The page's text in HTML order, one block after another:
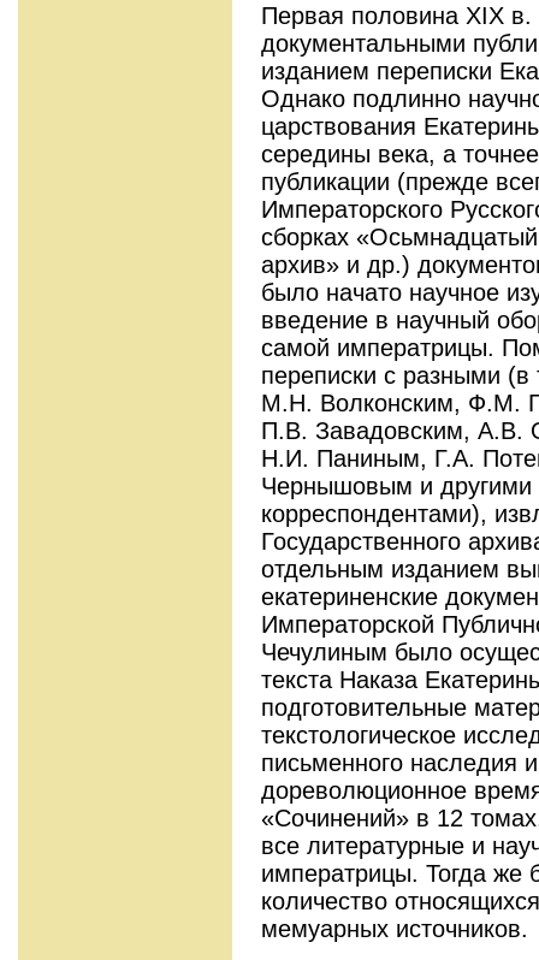
Первая половина XIX
документальными
изданием переписки
Однако подлинно
царствования
середины века, а
публикации (прежде
Императорского
сборках
архив» и др.)
было начато научное
введение в научный
самой императрицы.
переписки с разными
М.Н. Волконским, Ф.М.
П.В. Завадовским,
Н.И. Паниным, Г.А.
Чернышовым и другими
корреспондентами),
Государственного
отдельным изданием
екатериненские
Императорской
Чечулиным было
текста Наказа
подготовительные
текстологическое
письменного наследия
дореволюционное
«Сочинений» в 12
все литературные и
императрицы. Тогда же
количество
мемуарных источников.